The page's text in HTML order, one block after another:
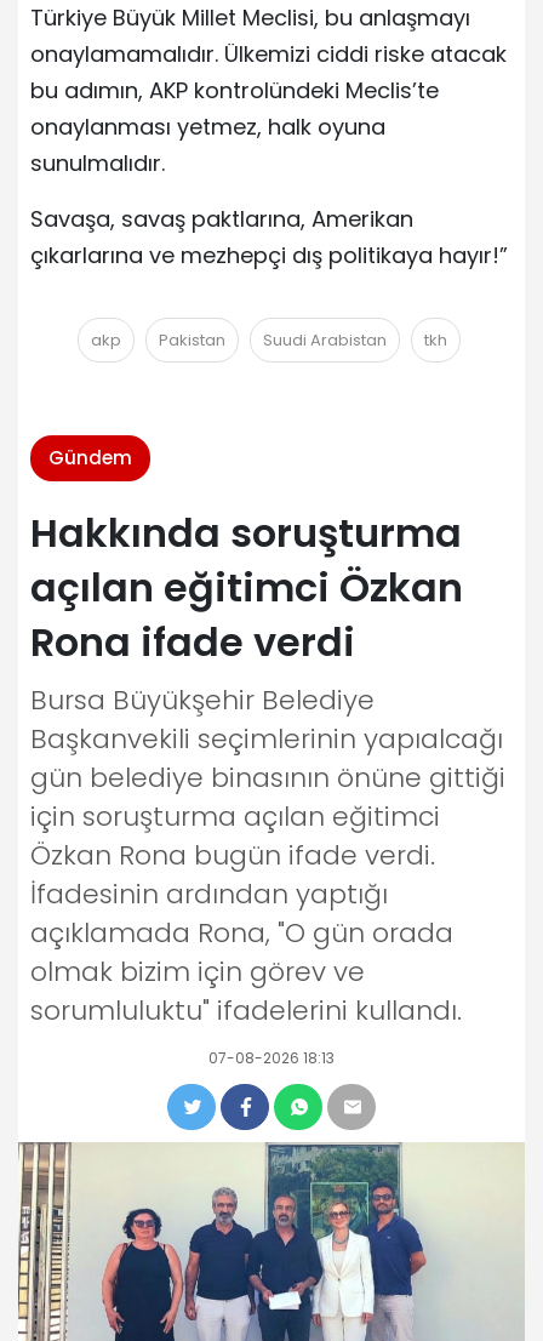
Türkiye Büyük Millet Meclisi, bu anlaşmayı
onaylamamalıdır. Ülkemizi ciddi riske atacak
bu adımın, AKP kontrolündeki Meclis’te
onaylanması yetmez, halk oyuna
sunulmalıdır.
Savaşa, savaş paktlarına, Amerikan
çıkarlarına ve mezhepçi dış politikaya hayır!”
akp Pakistan Suudi Arabistan tkh
Gündem
Hakkında soruşturma
açılan eğitimci Özkan
Rona ifade verdi
Bursa Büyükşehir Belediye
Başkanvekili seçimlerinin yapıalcağı
gün belediye binasının önüne gittiği
için soruşturma açılan eğitimci
Özkan Rona bugün ifade verdi.
İfadesinin ardından yaptığı
açıklamada Rona, "O gün orada
olmak bizim için görev ve
sorumluluktu" ifadelerini kullandı.
07-08-2026 18:13